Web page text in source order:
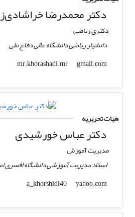
دکتر محمدرضا
دکتری ریاضی
دانشیار ریاضی دانشگاه عالی دفاع ملی
mr.khorashadi.mr
gmail.com
هیات تحریریه
دکتر عباس خورشیدی
مدیریت آموزش
استاد مدیریت آموزشی دانشگاه افسری
a_khorshidi40
yahoo.com